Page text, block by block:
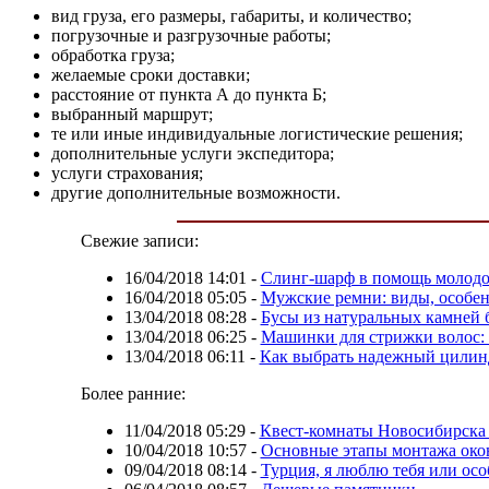
вид груза, его размеры, габариты, и количество;
погрузочные и разгрузочные работы;
обработка груза;
желаемые сроки доставки;
расстояние от пункта А до пункта Б;
выбранный маршрут;
те или иные индивидуальные логистические решения;
дополнительные услуги экспедитора;
услуги страхования;
другие дополнительные возможности.
Свежие записи:
16/04/2018 14:01 - Слинг-шарф в помощь
16/04/2018 05:05- Мужские ремни: виды,
13/04/2018 08:28- Бусы из натуральных камней
13/04/2018 06:25- Машинки для стрижки волос:
13/04/2018 06:11 - Как выбрать надежный
Более ранние:
11/04/2018 05:29- Квест-комнаты
10/04/2018 10:57- Основные этапы монтажа
09/04/2018 08:14- Турция, я люблю тебя или